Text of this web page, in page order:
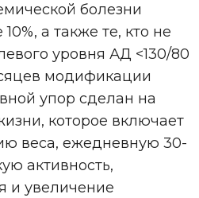
болезни
а также те, кто не
уровня АД <130/80
модификации
упор сделан на
которое включает
веса, ежедневную 30-
активность,
и увеличение